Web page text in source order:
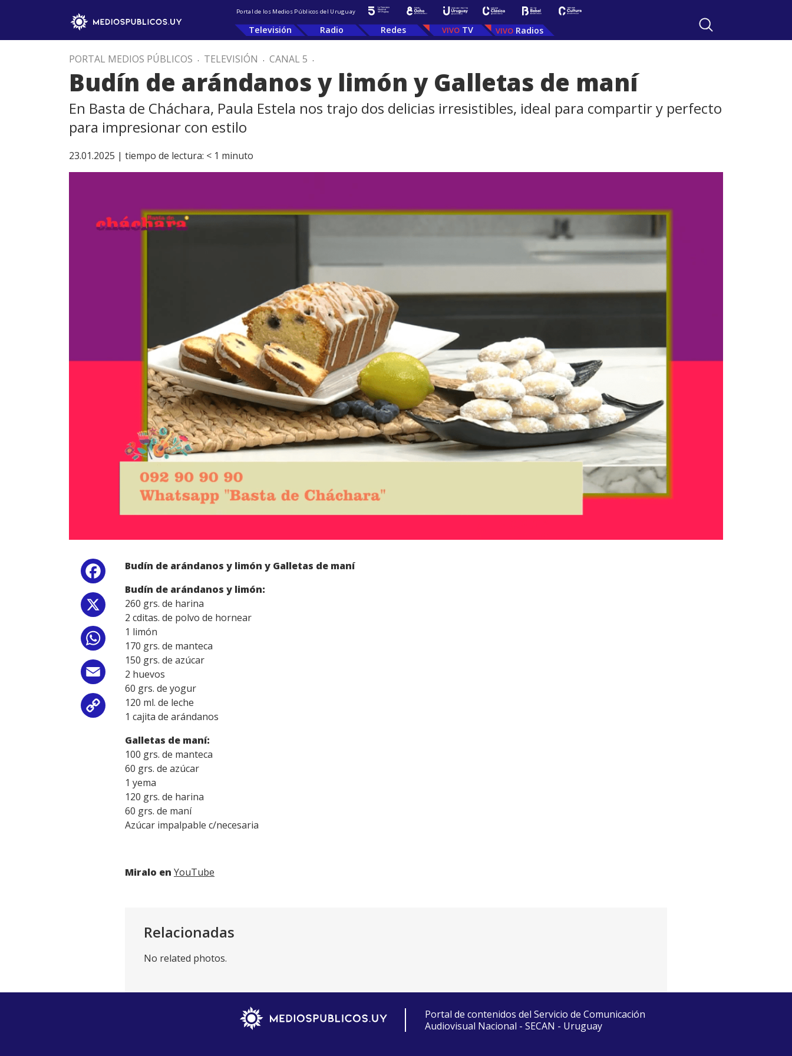
Portal de los Medios Públicos del Uruguay
Televisión Radio Redes TV Radios
PORTAL MEDIOS PÚBLICOS . TELEVISIÓN . CANAL 5 .
Budín de arándanos y limón y Galletas de maní
En Basta de Cháchara, Paula Estela nos trajo dos delicias irresistibles, ideal para compartir y perfecto
para impresionar con estilo
23.01.2025 | tiempo de lectura: < 1 minuto
Facebook
WhatsApp
Email
Copy
Budín de arándanos y limón y Galletas de maní
Budín de arándanos y limón:
260 grs. de harina
2 cditas. de polvo de hornear
1 limón
170 grs. de manteca
150 grs. de azúcar
2 huevos
60 grs. de yogur
120 ml. de leche
1 cajita de arándanos
Galletas de maní:
100 grs. de manteca
60 grs. de azúcar
1 yema
120 grs. de harina
60 grs. de maní
Azúcar impalpable c/necesaria
Miralo en YouTube
Relacionadas
No related photos.
Portal de contenidos del Servicio de Comunicación
Audiovisual Nacional - SECAN - Uruguay